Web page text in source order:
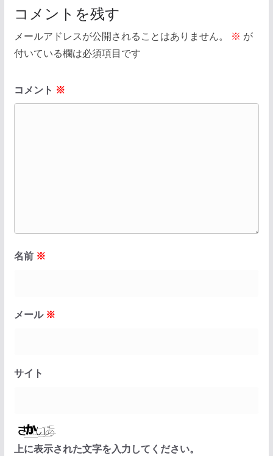
コメントを残す
メールアドレスが公開されることはありません。 ※ が
付いている欄は必須項目です
コメント ※
名前 ※
メール ※
サイト
上に表示された文字を入力してください。